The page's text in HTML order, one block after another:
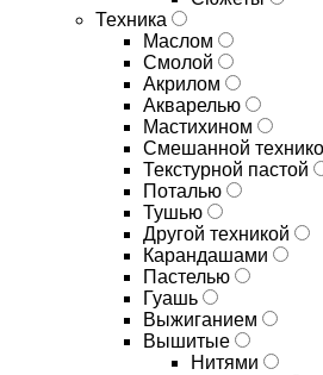
Техника
Маслом
Смолой
Акрилом
Акварелью
Мастихином
Смешанной
Текстурной пастой
Поталью
Тушью
Другой техникой
Карандашами
Пастелью
Гуашь
Выжиганием
Вышитые
Нитями